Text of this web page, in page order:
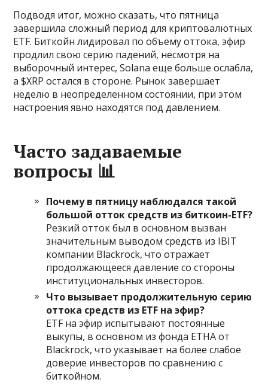
Подводя итог, можно сказать, что пятница
завершила сложный период для криптовалютных
ETF. Биткойн лидировал по объему оттока, эфир
продлил свою серию падений, несмотря на
выборочный интерес, Solana еще больше ослабла,
а $XRP остался в стороне. Рынок завершает
неделю в неопределенном состоянии, при этом
настроения явно находятся под давлением.
Часто задаваемые
вопросы 📊
Почему в пятницу наблюдался такой
большой отток средств из биткоин-ETF?
Резкий отток был в основном вызван
значительным выводом средств из IBIT
компании Blackrock, что отражает
продолжающееся давление со стороны
институциональных инвесторов.
Что вызывает продолжительную серию
оттока средств из ETF на эфир?
ETF на эфир испытывают постоянные
выкупы, в основном из фонда ETHA от
Blackrock, что указывает на более слабое
доверие инвесторов по сравнению с
биткойном.